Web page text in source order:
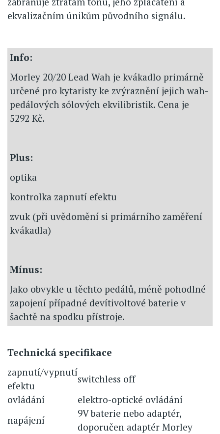
ekvalizačním únikům původního signálu.
Info:
Morley 20/20 Lead Wah je kvákadlo primárně
určené pro kytaristy ke zvýraznění jejich wah-
pedálových sólových ekvilibristik. Cena je
5292 Kč.
Plus:
optika
kontrolka zapnutí efektu
zvuk (při uvědomění si primárního zaměření
kvákadla)
Mínus:
Jako obvykle u těchto pedálů, méně pohodlné
zapojení případné devítivoltové baterie v
šachtě na spodku přístroje.
Technická specifikace
zapnutí/vypnutí
efektu
switchless off
ovládání
elektro-optické ovládání
napájení
9V baterie nebo adaptér,
doporučen adaptér Morley